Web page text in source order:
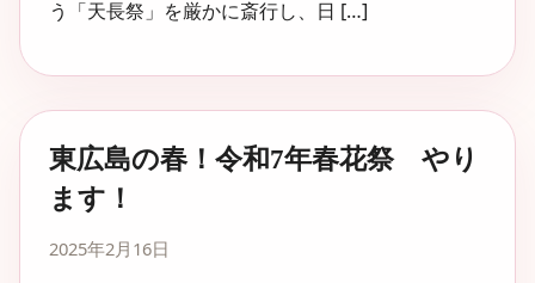
う「天長祭」を厳かに斎行し、日 […]
東広島の春！令和7年春花祭 やり
ます！
2025年2月16日